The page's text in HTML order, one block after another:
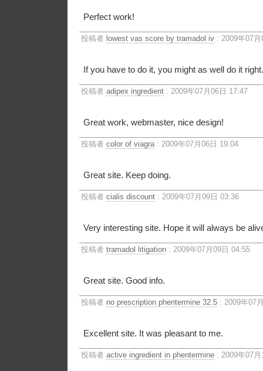
Perfect work!
投稿者 lowest vas score by tramadol iv : 2009年07
If you have to do it, you might as well do it right.
投稿者 adipex ingredient : 2009年07月06日 17:47
Great work, webmaster, nice design!
投稿者 color of viagra: 2009年07月06日 19:04
Great site. Keep doing.
投稿者 cialis discount : 2009年07月09日 03:36
Very interesting site. Hope it will always be
投稿者 tramadol litigation : 2009年07月09日 04:55
Great site. Good info.
投稿者 no prescription phentermine 32.5 : 2009年07
Excellent site. It was pleasant to me.
投稿者 active ingredient in phentermine : 2009年07